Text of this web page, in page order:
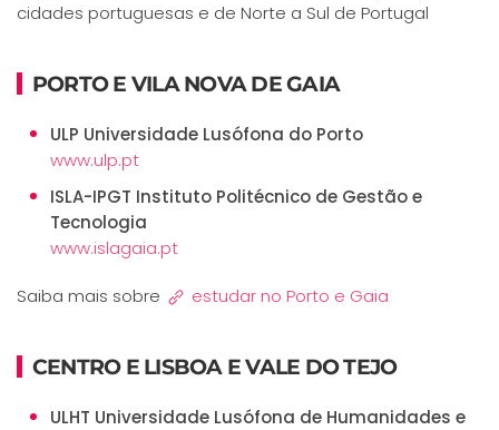
cidades portuguesas e de Norte a Sul de Portugal
PORTO E VILA NOVA DE GAIA
ULP Universidade Lusófona do Porto
www.ulp.pt
ISLA-IPGT Instituto Politécnico de Gestão e
Tecnologia
www.islagaia.pt
Saiba mais sobre estudar no Porto e Gaia
CENTRO E LISBOA E VALE DO TEJO
ULHT Universidade Lusófona de Humanidades e